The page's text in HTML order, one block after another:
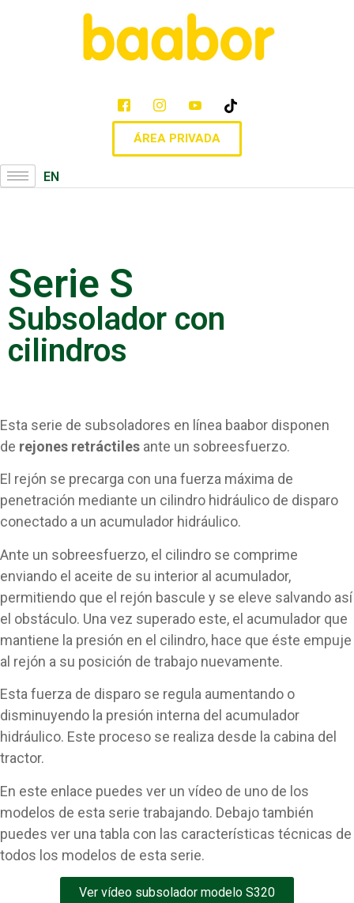
ÁREA PRIVADA
EN
Serie S
Subsolador con
cilindros
Esta serie de subsoladores en línea baabor disponen
de rejones retráctiles ante un sobreesfuerzo.
El rejón se precarga con una fuerza máxima de
penetración mediante un cilindro hidráulico de disparo
conectado a un acumulador hidráulico.
Ante un sobreesfuerzo, el cilindro se comprime
enviando el aceite de su interior al acumulador,
permitiendo que el rejón bascule y se eleve salvando así
el obstáculo. Una vez superado este, el acumulador que
mantiene la presión en el cilindro, hace que éste empuje
al rejón a su posición de trabajo nuevamente.
Esta fuerza de disparo se regula aumentando o
disminuyendo la presión interna del acumulador
hidráulico. Este proceso se realiza desde la cabina del
tractor.
En este enlace puedes ver un vídeo de uno de los
modelos de esta serie trabajando. Debajo también
puedes ver una tabla con las características técnicas de
todos los modelos de esta serie.
Ver vídeo subsolador modelo S320